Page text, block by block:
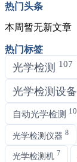
热门头条
本周暂无新文章
热门标签
光学检测 107
光学检测设备
自动光学检测 10
光学检测仪器 8
光学检测机 7